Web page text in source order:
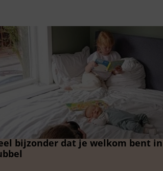
bijzonder dat je welkom bent in